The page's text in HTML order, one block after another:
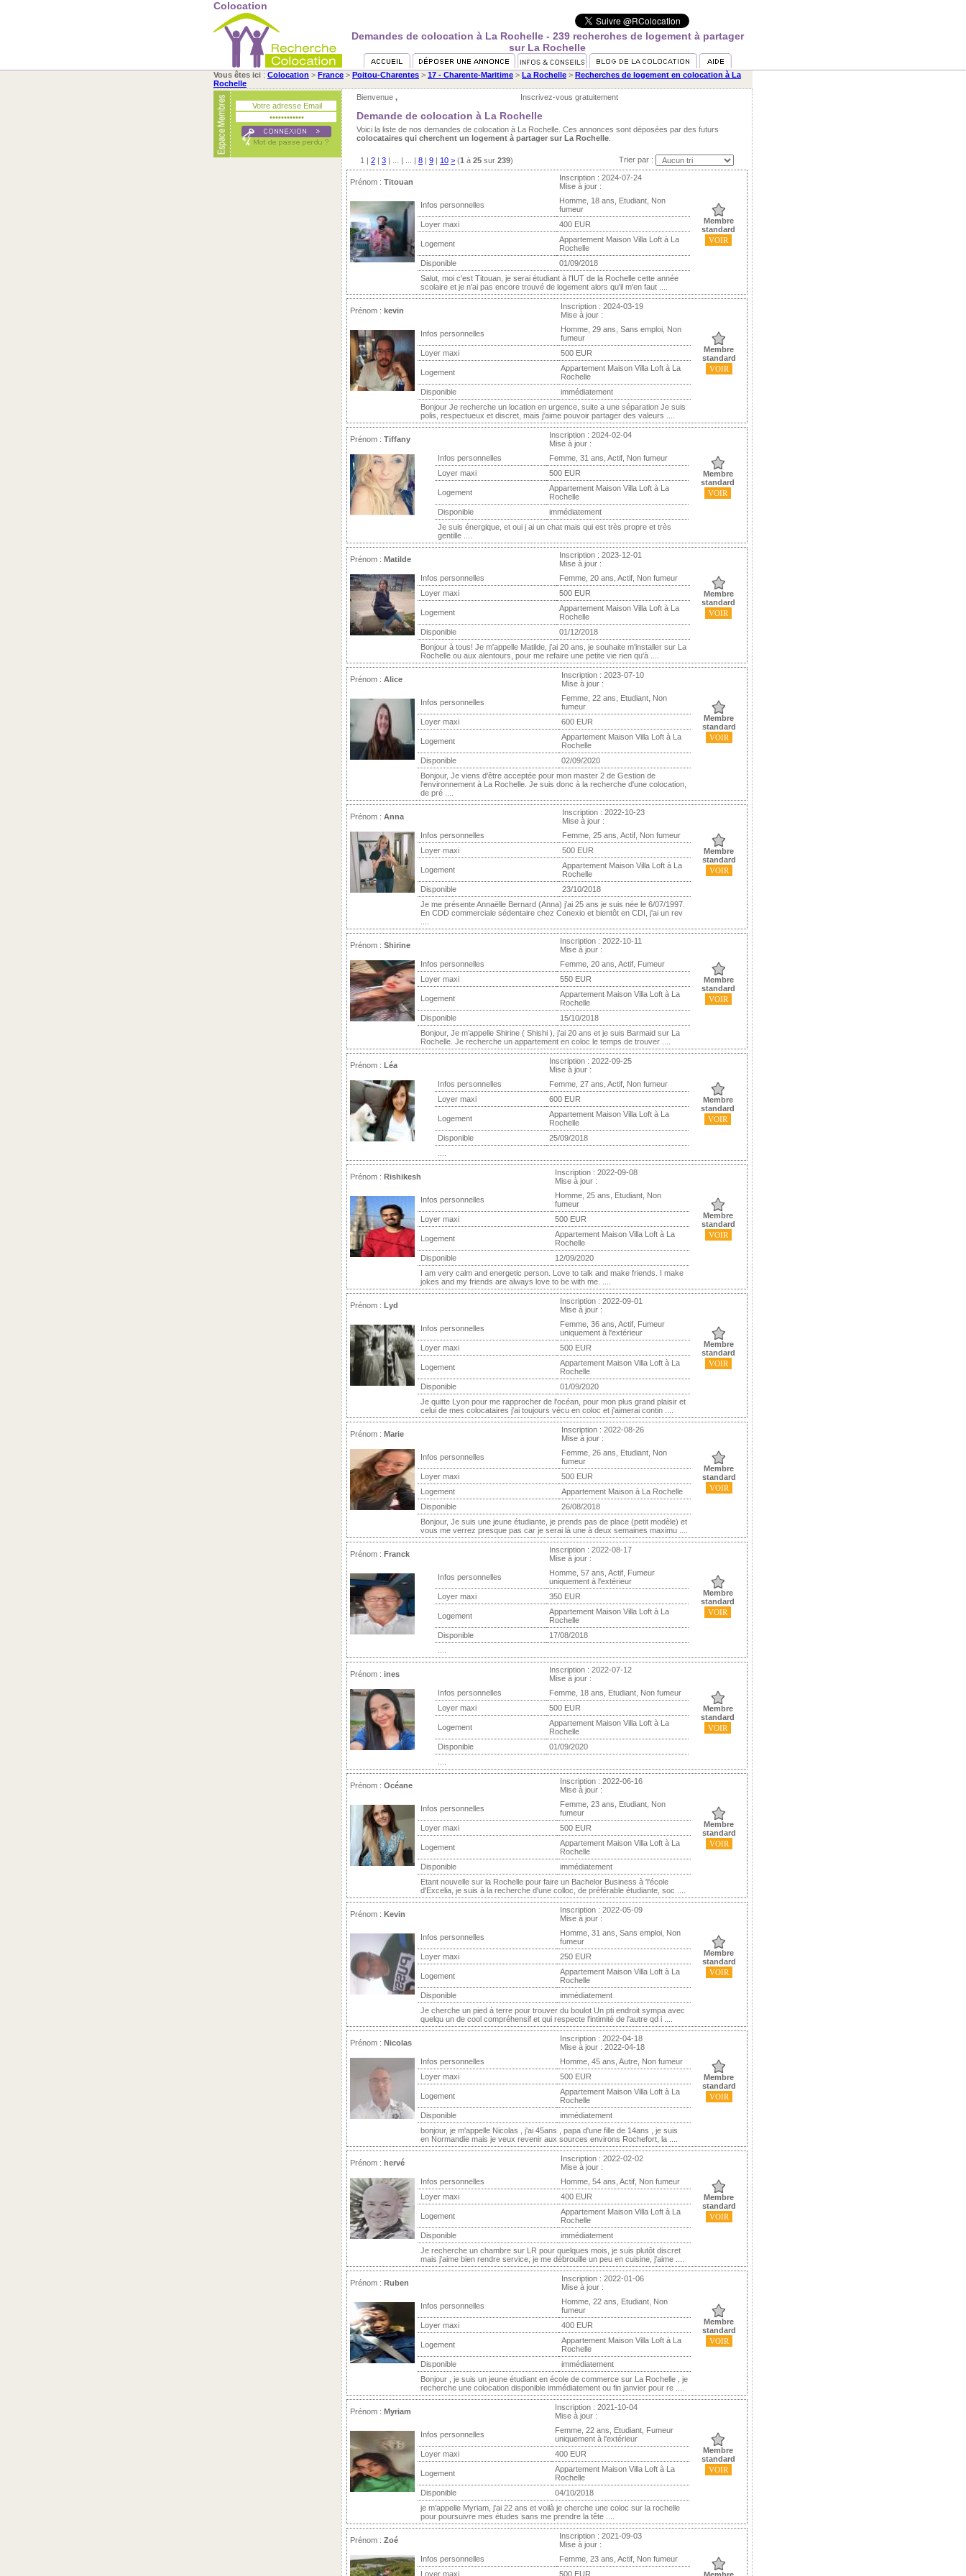
Colocation
Demandes de colocation à La Rochelle - 239 recherches de logement à partager
sur La Rochelle
Vous êtes ici : Colocation > France > Poitou-Charentes > 17 - Charente-Maritime > La Rochelle > Recherches de logement en colocation à La
Rochelle
Bienvenue , Inscrivez-vous gratuitement
Demande de colocation à La Rochelle
Voici la liste de nos demandes de colocation à La Rochelle. Ces annonces sont déposées par des futurs
colocataires qui cherchent un logement à partager sur La Rochelle
1 | 2 | 3 | ... | ... | 8 | 9 | 10 > (1 à 25 sur 239) Trier par :
Prénom : Titouan
Inscription : 2024-07-24
Mise à jour :
Infos personnelles
Homme, 18 ans, Etudiant, Non
fumeur
Membre
standard
VOIR
Loyer maxi 400 EUR
Logement
Appartement Maison Villa Loft à La
Rochelle
Disponible
01/09/2018
Salut, moi c'est Titouan, je serai étudiant à l'IUT de la Rochelle cette année
scolaire et je n'ai pas encore trouvé de logement alors qu'il m'en faut ....
Prénom : kevin
Inscription : 2024-03-19
Mise à jour :
Infos personnelles
Homme, 29 ans, Sans emploi, Non
fumeur
Membre
standard
VOIR
Loyer maxi 500 EUR
Logement
Appartement Maison Villa Loft à La
Rochelle
Disponible
immédiatement
Bonjour Je recherche un location en urgence, suite a une séparation Je suis
polis, respectueux et discret, mais j'aime pouvoir partager des valeurs ....
Prénom : Tiffany
Inscription : 2024-02-04
Mise à jour :
Infos personnelles
Femme, 31 ans, Actif, Non fumeur
Membre
standard
VOIR
Loyer maxi 500 EUR
Logement
Appartement Maison Villa Loft à La
Rochelle
Disponible
immédiatement
Je suis énergique, et oui j ai un chat mais qui est très propre et très
gentille ....
Prénom : Matilde
Inscription : 2023-12-01
Mise à jour :
Infos personnelles
Femme, 20 ans, Actif, Non fumeur
Membre
standard
VOIR
Loyer maxi 500 EUR
Logement
Appartement Maison Villa Loft à La
Rochelle
Disponible
01/12/2018
Bonjour à tous! Je m'appelle Matilde, j'ai 20 ans, je souhaite m'installer sur La
Rochelle ou aux alentours, pour me refaire une petite vie rien qu'à ....
Prénom : Alice
Inscription : 2023-07-10
Mise à jour :
Infos personnelles
Femme, 22 ans, Etudiant, Non
fumeur
Membre
standard
VOIR
Loyer maxi 600 EUR
Logement
Appartement Maison Villa Loft à La
Rochelle
Disponible
02/09/2020
Bonjour, Je viens d'être acceptée pour mon master 2 de Gestion de
l'environnement à La Rochelle. Je suis donc à la recherche d'une colocation,
de pré ....
Prénom : Anna
Inscription : 2022-10-23
Mise à jour :
Infos personnelles
Femme, 25 ans, Actif, Non fumeur
Membre
standard
VOIR
Loyer maxi 500 EUR
Logement
Appartement Maison Villa Loft à La
Rochelle
Disponible
23/10/2018
Je me présente Annaëlle Bernard (Anna) j'ai 25 ans je suis née le 6/07/1997.
En CDD commerciale sédentaire chez Conexio et bientôt en CDI, j'ai un rev
Prénom : Shirine
Inscription : 2022-10-11
Mise à jour :
Infos personnelles
Femme, 20 ans, Actif, Fumeur
Membre
standard
VOIR
Loyer maxi 550 EUR
Logement
Appartement Maison Villa Loft à La
Rochelle
Disponible
15/10/2018
Bonjour, Je m’appelle Shirine ( Shishi ), j’ai 20 ans et je suis Barmaid sur La
Rochelle. Je recherche un appartement en coloc le temps de trouver ....
Prénom : Léa
Inscription : 2022-09-25
Mise à jour :
Infos personnelles
Femme, 27 ans, Actif, Non fumeur
Membre
standard
VOIR
Loyer maxi 600 EUR
Logement
Appartement Maison Villa Loft à La
Rochelle
Disponible
25/09/2018
Prénom : Rishikesh
Inscription : 2022-09-08
Mise à jour :
Infos personnelles
Homme, 25 ans, Etudiant, Non
fumeur
Membre
standard
VOIR
Loyer maxi 500 EUR
Logement
Appartement Maison Villa Loft à La
Rochelle
Disponible
12/09/2020
I am very calm and energetic person. Love to talk and make friends. I make
jokes and my friends are always love to be with me. ....
Prénom : Lyd
Inscription : 2022-09-01
Mise à jour :
Infos personnelles
Femme, 36 ans, Actif, Fumeur
uniquement à l'extérieur
Membre
standard
VOIR
Loyer maxi 500 EUR
Logement
Appartement Maison Villa Loft à La
Rochelle
Disponible
01/09/2020
Je quitte Lyon pour me rapprocher de l'océan, pour mon plus grand plaisir et
celui de mes colocataires j'ai toujours vécu en coloc et j'aimerai contin ....
Prénom : Marie
Inscription : 2022-08-26
Mise à jour :
Infos personnelles
Femme, 26 ans, Etudiant, Non
fumeur
Membre
standard
VOIR
Loyer maxi
500 EUR
Logement
Appartement Maison à La Rochelle
Disponible
26/08/2018
Bonjour, Je suis une jeune étudiante, je prends pas de place (petit modèle) et
vous me verrez presque pas car je serai là une à deux semaines maximu ....
Prénom : Franck
Inscription : 2022-08-17
Mise à jour :
Infos personnelles
Homme, 57 ans, Actif, Fumeur
uniquement à l'extérieur
Membre
standard
VOIR
Loyer maxi 350 EUR
Logement
Appartement Maison Villa Loft à La
Rochelle
Disponible
17/08/2018
Prénom : ines
Inscription : 2022-07-12
Mise à jour :
Infos personnelles
Femme, 18 ans, Etudiant, Non fumeur
Membre
standard
VOIR
Loyer maxi 500 EUR
Logement
Appartement Maison Villa Loft à La
Rochelle
Disponible
01/09/2020
Prénom : Océane
Inscription : 2022-06-16
Mise à jour :
Infos personnelles
Femme, 23 ans, Etudiant, Non
fumeur
Membre
standard
VOIR
Loyer maxi 500 EUR
Logement
Appartement Maison Villa Loft à La
Rochelle
Disponible
immédiatement
Etant nouvelle sur la Rochelle pour faire un Bachelor Business à 'l'école
d'Excelia, je suis à la recherche d'une colloc, de préférable étudiante, soc ....
Prénom : Kevin
Inscription : 2022-05-09
Mise à jour :
Infos personnelles
Homme, 31 ans, Sans emploi, Non
fumeur
Membre
standard
VOIR
Loyer maxi 250 EUR
Logement
Appartement Maison Villa Loft à La
Rochelle
Disponible
immédiatement
Je cherche un pied à terre pour trouver du boulot Un pti endroit sympa avec
quelqu un de cool compréhensif et qui respecte l'intimité de l'autre qd i ....
Prénom : Nicolas
Inscription : 2022-04-18
Mise à jour : 2022-04-18
Infos personnelles
Homme, 45 ans, Autre, Non fumeur
Membre
standard
VOIR
Loyer maxi 500 EUR
Logement
Appartement Maison Villa Loft à La
Rochelle
Disponible
immédiatement
bonjour, je m'appelle Nicolas , j'ai 45ans , papa d'une fille de 14ans , je suis
en Normandie mais je veux revenir aux sources environs Rochefort, la ....
Prénom : hervé
Inscription : 2022-02-02
Mise à jour :
Infos personnelles
Homme, 54 ans, Actif, Non fumeur
Membre
standard
VOIR
Loyer maxi 400 EUR
Logement
Appartement Maison Villa Loft à La
Rochelle
Disponible
immédiatement
Je recherche un chambre sur LR pour quelques mois, je suis plutôt discret
mais j'aime bien rendre service, je me débrouille un peu en cuisine, j'aime ....
Prénom : Ruben
Inscription : 2022-01-06
Mise à jour :
Infos personnelles
Homme, 22 ans, Etudiant, Non
fumeur
Membre
standard
VOIR
Loyer maxi 400 EUR
Logement
Appartement Maison Villa Loft à La
Rochelle
Disponible
immédiatement
Bonjour , je suis un jeune étudiant en école de commerce sur La Rochelle , je
recherche une colocation disponible immédiatement ou fin janvier pour re ....
Prénom : Myriam
Inscription : 2021-10-04
Mise à jour :
Infos personnelles
Femme, 22 ans, Etudiant, Fumeur
uniquement à l'extérieur
Membre
standard
VOIR
Loyer maxi 400 EUR
Logement
Appartement Maison Villa Loft à La
Rochelle
Disponible
04/10/2018
je m'appelle Myriam, j'ai 22 ans et voilà je cherche une coloc sur la rochelle
pour poursuivre mes études sans me prendre la tête ....
Prénom : Zoé
Inscription : 2021-09-03
Mise à jour :
Infos personnelles
Femme, 23 ans, Actif, Non fumeur
Loyer maxi 500 EUR